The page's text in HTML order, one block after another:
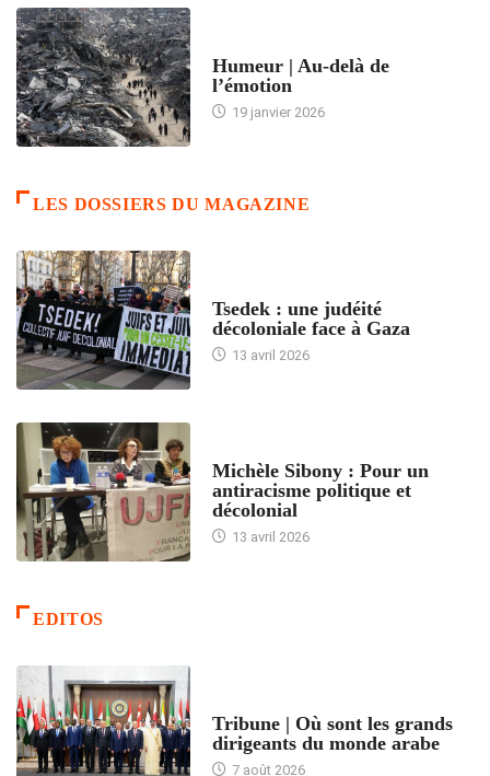
Humeur | Au-delà de
l’émotion
19 janvier 2026
LES DOSSIERS DU MAGAZINE
Tsedek : une judéité
décoloniale face à Gaza
13 avril 2026
Michèle Sibony : Pour un
antiracisme politique et
décolonial
13 avril 2026
EDITOS
Tribune | Où sont les grands
dirigeants du monde arabe
7 août 2026